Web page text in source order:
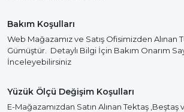
Bakım Koşulları
Web Mağazamız ve Satış Ofisimizden Alınan
Gümüştür. Detaylı Bilgi İçin Bakım Onarım
İnceleyebilirsiniz
Yüzük Ölçü Değişim Koşulları
E-Mağazamızdan Satın Alınan Tektaş ,Beştaş